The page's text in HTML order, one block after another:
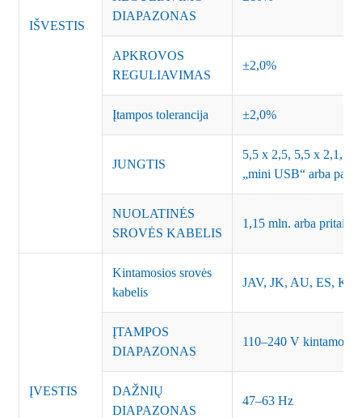
IŠVESTIS
DIAPAZONAS
APKROVOS
REGULIAVIMAS
±2,0%
Įtampos tolerancija ±2,0%
JUNGTIS
5,5 x 2,5, 5,5 x 2,1,
„mini USB“ arba
NUOLATINĖS
SROVĖS KABELIS
1,15 mln. arba
ĮVESTIS
Kintamosios srovės
kabelis
JAV, JK, AU, ES,
ĮTAMPOS
DIAPAZONAS
110–240 V kintamoji
DAŽNIŲ
DIAPAZONAS
47–63 Hz